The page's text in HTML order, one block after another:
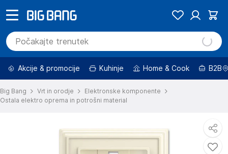
Akcije & promocije Kuhinje Home & Cook B2B
Big Bang Vrt in orodje
Elektronske komponente
Ostala elektro oprema in potrošni material